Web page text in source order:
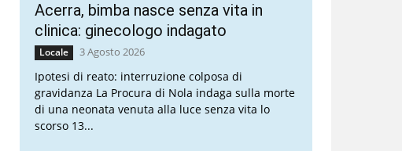
Acerra, bimba nasce senza vita in
clinica: ginecologo indagato
Locale 3 Agosto 2026
Ipotesi di reato: interruzione colposa di
gravidanza La Procura di Nola indaga sulla morte
di una neonata venuta alla luce senza vita lo
scorso 13...